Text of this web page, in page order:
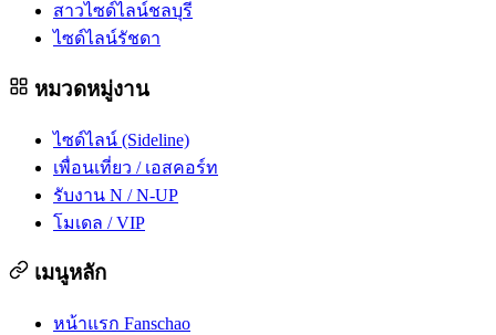
สาวไซด์ไลน์ชลบุรี
ไซด์ไลน์รัชดา
หมวดหมู่งาน
ไซด์ไลน์ (Sideline)
เพื่อนเที่ยว / เอสคอร์ท
รับงาน N / N-UP
โมเดล / VIP
เมนูหลัก
หน้าแรก Fanschao